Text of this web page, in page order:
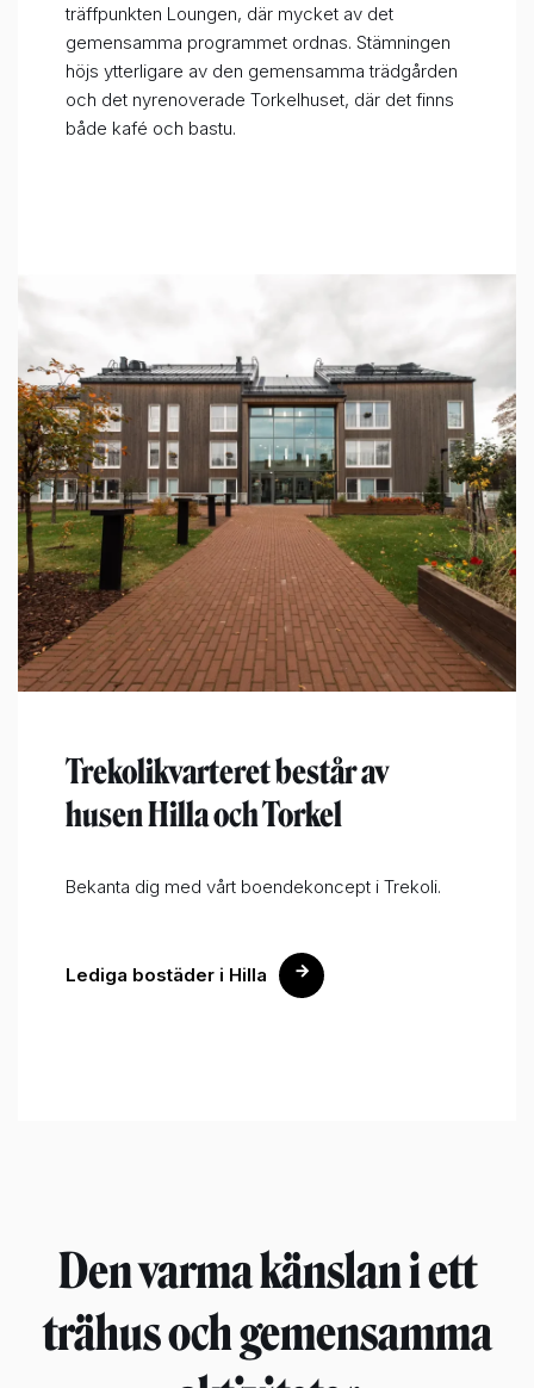
träffpunkten Loungen, där mycket av det
gemensamma programmet ordnas. Stämningen
höjs ytterligare av den gemensamma trädgården
och det nyrenoverade Torkelhuset, där det finns
både kafé och bastu.
Trekolikvarteret består av
husen Hilla och Torkel
Bekanta dig med vårt boendekoncept i Trekoli.
Lediga bostäder i Hilla
Den varma känslan i ett
trähus och gemensamma